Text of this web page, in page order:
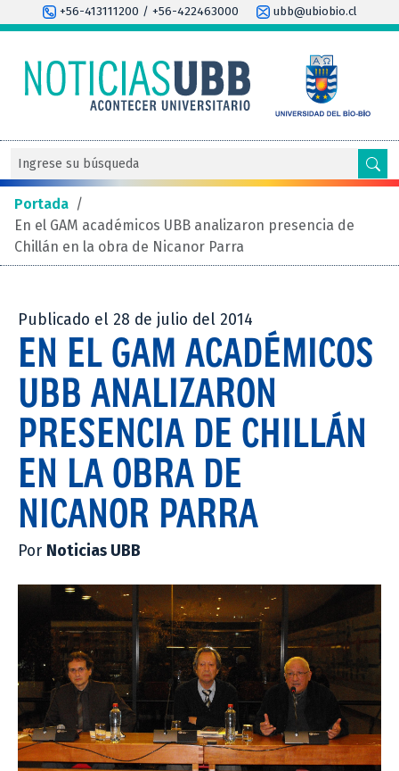
+56-413111200 / +56-422463000 ubb@ubiobio.cl
Portada /
En el GAM académicos UBB analizaron presencia de
Chillán en la obra de Nicanor Parra
Publicado el 28 de julio del 2014
EN EL GAM ACADÉMICOS
UBB ANALIZARON
PRESENCIA DE CHILLÁN
EN LA OBRA DE
NICANOR PARRA
Por Noticias UBB